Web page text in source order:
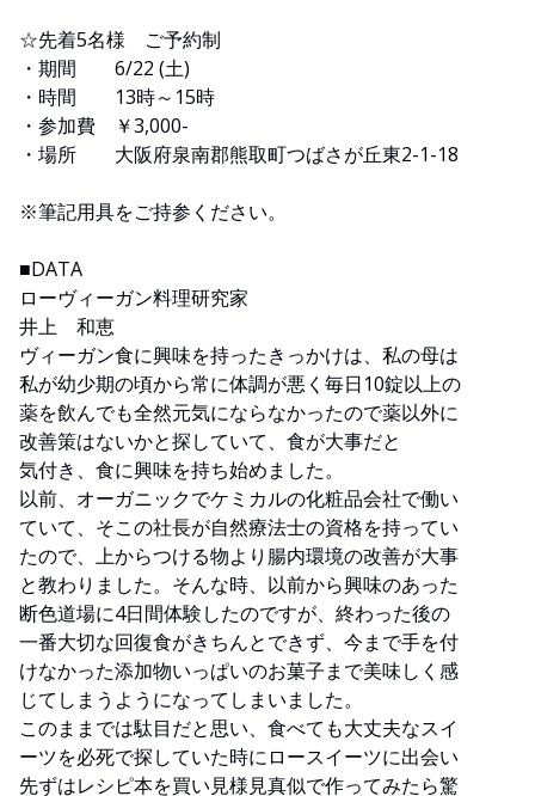
☆先着5名様 ご予約制
・期間 6/22 (土)
・時間 13時～15時
・参加費 ￥3,000-
・場所 大阪府泉南郡熊取町つばさが丘東2-1-18
※筆記用具をご持参ください。
■DATA
ローヴィーガン料理研究家
井上 和恵
ヴィーガン食に興味を持ったきっかけは、私の母は
私が幼少期の頃から常に体調が悪く毎日10錠以上の
薬を飲んでも全然元気にならなかったので薬以外に
改善策はないかと探していて、食が大事だと
気付き、食に興味を持ち始めました。
以前、オーガニックでケミカルの化粧品会社で働い
ていて、そこの社長が自然療法士の資格を持ってい
たので、上からつける物より腸内環境の改善が大事
と教わりました。そんな時、以前から興味のあった
断色道場に4日間体験したのですが、終わった後の
一番大切な回復食がきちんとできず、今まで手を付
けなかった添加物いっぱいのお菓子まで美味しく感
じてしまうようになってしまいました。
このままでは駄目だと思い、食べても大丈夫なスイ
ーツを必死で探していた時にロースイーツに出会い
先ずはレシピ本を買い見様見真似で作ってみたら驚